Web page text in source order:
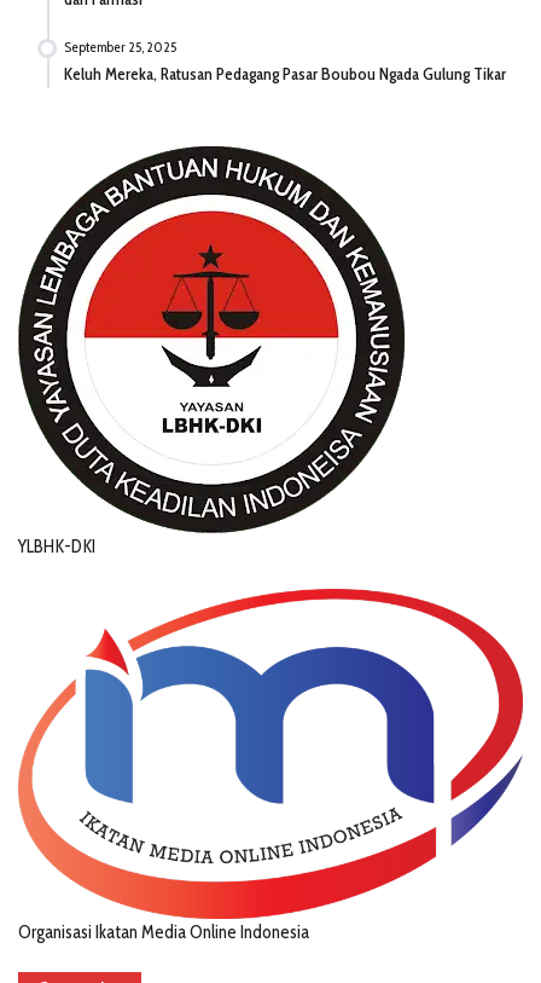
September 25, 2025
Keluh Mereka, Ratusan Pedagang Pasar Boubou Ngada Gulung Tikar
YLBHK-DKI
Organisasi Ikatan Media Online Indonesia